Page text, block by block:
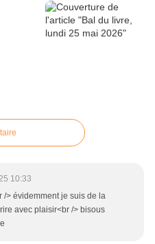
10:33
/> évidemment je suis de la
avec plaisir<br /> bisous